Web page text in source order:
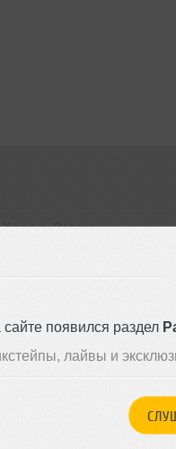
появился раздел
лайвы и
Украина, Одесса